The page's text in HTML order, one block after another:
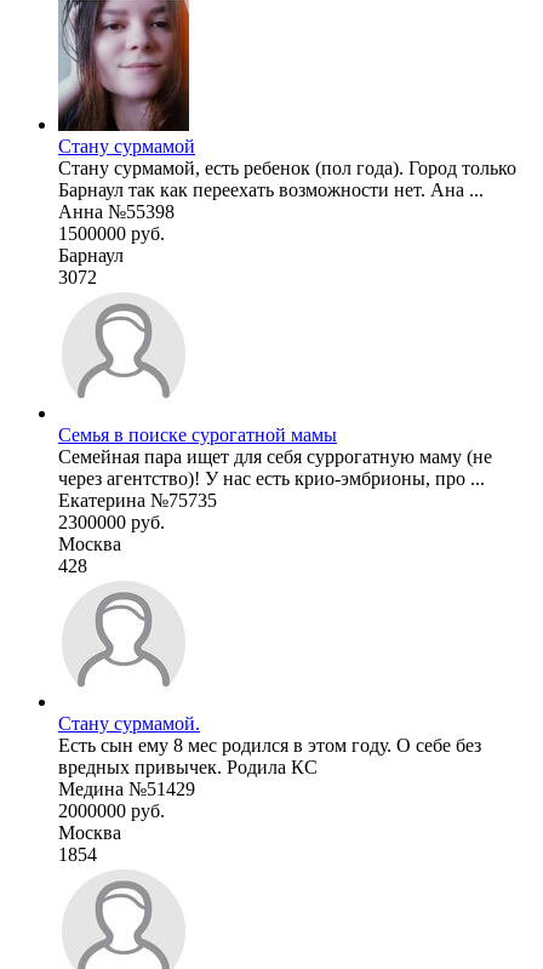
Стану сурмамой
Стану сурмамой, есть ребенок (пол года). Город только
Барнаул так как переехать возможности нет. Ана ...
Анна №55398
1500000 руб.
Барнаул
3072
Семья в поиске сурогатной мамы
Семейная пара ищет для себя суррогатную маму (не
через агентство)! У нас есть крио-эмбрионы, про ...
Екатерина №75735
2300000 руб.
Москва
428
Стану сурмамой.
Есть сын ему 8 мес родился в этом году. О себе без
вредных привычек. Родила КС
Медина №51429
2000000 руб.
Москва
1854